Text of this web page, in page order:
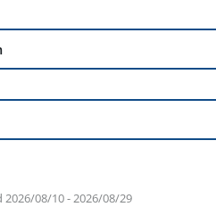
08/10 - 2026/08/29